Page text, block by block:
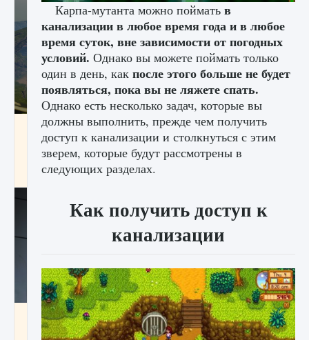
Как исправить ошибку Palworld EPalworld
«Идет сохранение мира — Невозможно
начать сохранение данных мира»
9 августа 2024
Все новые функции в режиме карьеры EA
FC 25
Карпа-мутанта можно поймать в
канализации в любое время года и в любое
время суток, вне зависимости от погодных
условий. Однако вы можете поймать только
один в день, как после этого больше не будет
появляться, пока вы не ляжете спать.
Однако есть несколько задач, которые вы
должны выполнить, прежде чем получить
доступ к канализации и столкнуться с этим
зверем, которые будут рассмотрены в
следующих разделах.
Как получить доступ к
канализации